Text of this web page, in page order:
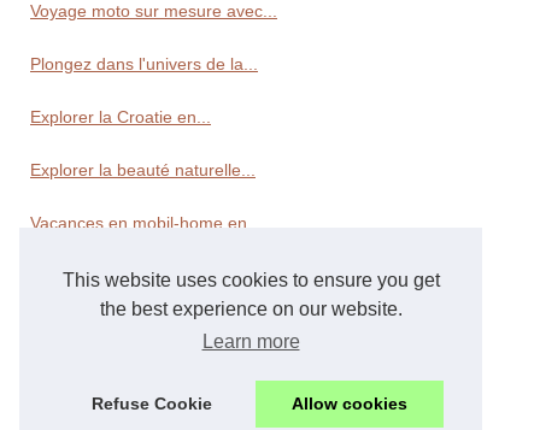
This website uses cookies to ensure you get
the best experience on our website.
Learn more
Refuse Cookie Allow cookies
Voyage moto sur mesure avec...
Plongez dans l'univers de la...
Explorer la Croatie en...
Explorer la beauté naturelle...
Vacances en mobil-home en...
Transport
La location de voilier à...